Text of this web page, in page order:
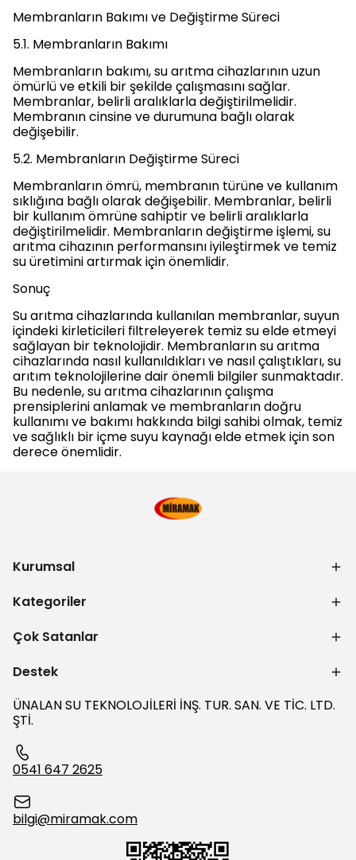
Membranların Bakımı ve Değiştirme Süreci
5.1. Membranların Bakımı
Membranların bakımı, su arıtma cihazlarının uzun
ömürlü ve etkili bir şekilde çalışmasını sağlar.
Membranlar, belirli aralıklarla değiştirilmelidir.
Membranın cinsine ve durumuna bağlı olarak
değişebilir.
5.2. Membranların Değiştirme Süreci
Membranların ömrü, membranın türüne ve kullanım
sıklığına bağlı olarak değişebilir. Membranlar, belirli
bir kullanım ömrüne sahiptir ve belirli aralıklarla
değiştirilmelidir. Membranların değiştirme işlemi, su
arıtma cihazının performansını iyileştirmek ve temiz
su üretimini artırmak için önemlidir.
Sonuç
Su arıtma cihazlarında kullanılan membranlar, suyun
içindeki kirleticileri filtreleyerek temiz su elde etmeyi
sağlayan bir teknolojidir. Membranların su arıtma
cihazlarında nasıl kullanıldıkları ve nasıl çalıştıkları, su
arıtım teknolojilerine dair önemli bilgiler sunmaktadır.
Bu nedenle, su arıtma cihazlarının çalışma
prensiplerini anlamak ve membranların doğru
kullanımı ve bakımı hakkında bilgi sahibi olmak, temiz
ve sağlıklı bir içme suyu kaynağı elde etmek için son
derece önemlidir.
Kurumsal
Kategoriler
Çok Satanlar
Destek
ÜNALAN SU TEKNOLOJİLERİ İNŞ. TUR. SAN. VE TİC. LTD.
ŞTİ.
0541 647 2625
bilgi@miramak.com